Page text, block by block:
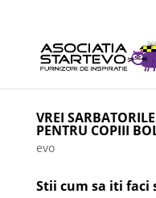
VREI
PENTRU COPIII
evo
Stii cum sa iti faci